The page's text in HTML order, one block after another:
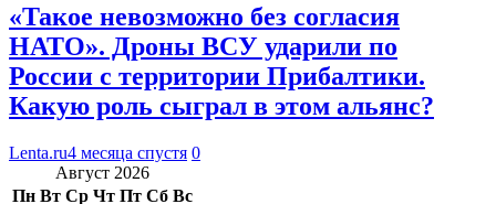
«Такое невозможно без согласия
НАТО». Дроны ВСУ ударили по
России с территории Прибалтики.
Какую роль сыграл в этом альянс?
Lenta.ru4 месяца спустя 0
Август 2026
Пн Вт Ср Чт Пт Сб Вс